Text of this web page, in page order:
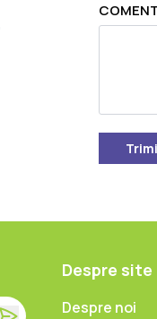
Despre site
Despre noi